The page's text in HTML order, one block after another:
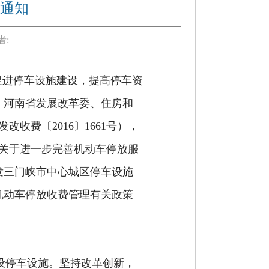
知
:
停车设施建设，提高停车资
河南省发展改革委、住房和
改收费 〔 2016 〕 1661号），
于进一步完善机动车停放服
门峡市中心城区停车设施
动车停放收费管理有关政策
停车设施。坚持改革创新 ，